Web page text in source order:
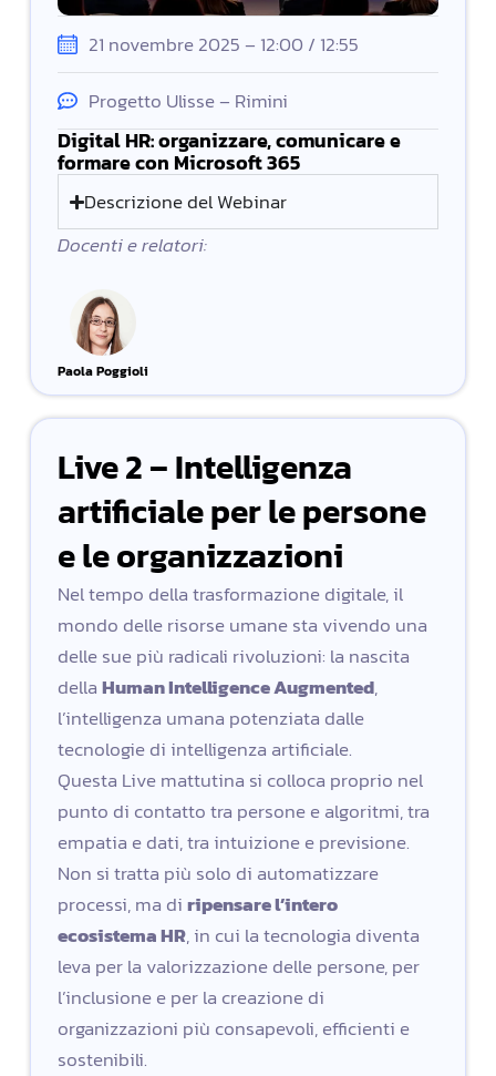
21 novembre 2025 – 12:00 / 12:55
Progetto Ulisse – Rimini
Digital HR: organizzare, comunicare e
formare con Microsoft 365
Descrizione del Webinar
Docenti e relatori:
Paola Poggioli
Live 2 – Intelligenza
artificiale per le persone
e le organizzazioni
Nel tempo della trasformazione digitale, il
mondo delle risorse umane sta vivendo una
delle sue più radicali rivoluzioni: la nascita
dellaHuman Intelligence Augmented,
l’intelligenza umana potenziata dalle
tecnologie di intelligenza artificiale.
Questa Live mattutina si colloca proprio nel
punto di contatto tra persone e algoritmi, tra
empatia e dati, tra intuizione e previsione.
Non si tratta più solo di automatizzare
processi, ma diripensare l’intero
ecosistema HR, in cui la tecnologia diventa
leva per la valorizzazione delle persone, per
l’inclusione e per la creazione di
organizzazioni più consapevoli, efficienti e
sostenibili.